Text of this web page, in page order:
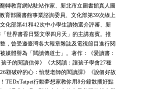
轉教育網站駐站作家、新北市立圖書館真人圖
育部圖書館事業諮詢委員、文化部第39次線上
化部第41和42次中小學生讀物選介評審、新
世界書香日暨文學四月天」的主講嘉賓。推
，曾受邀臺灣各大報章雜誌及電視節目進行閱
媒體譽為「閱讀傳道士」。著作：《愛讀書：
子的閱讀信仰》《大閱讀：讓孩子學會27種
顆破碎的心：怡慧老師的閱讀課》《說個好故
TEDxTaipei行動夢想家教你用8分鐘散播好點